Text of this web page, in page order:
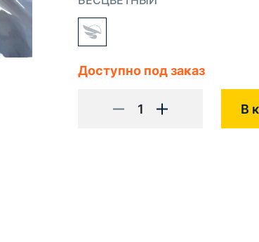
Доступно под заказ
1 В